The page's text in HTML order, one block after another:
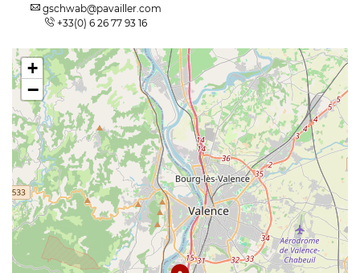
gschwab@pavailler.com
+33(0) 6 26 77 93 16
+
−